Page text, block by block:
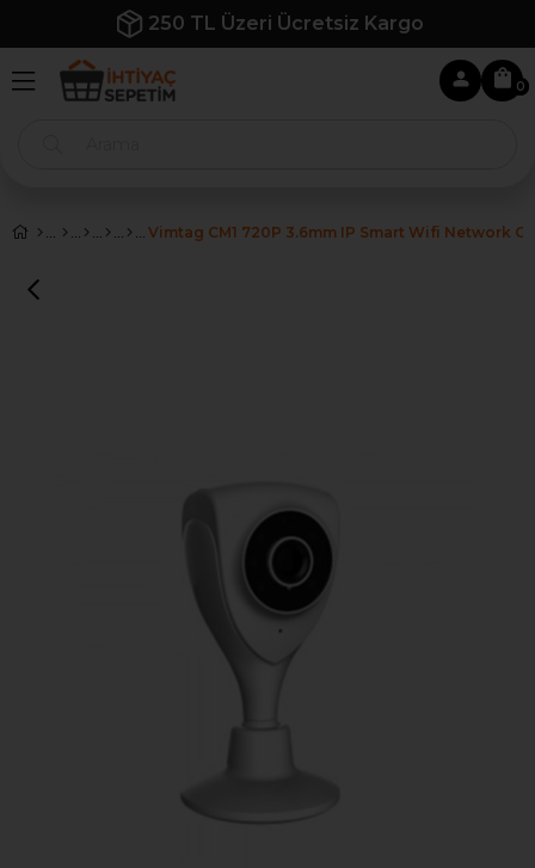
250 TL Üzeri Ücretsiz Kargo
0
Vimtag CM1 720P 3.6mm IP Smart Wifi Network